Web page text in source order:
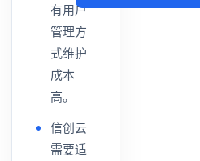
有用户
管理方
式维护
成本
高。
信创云
需要适